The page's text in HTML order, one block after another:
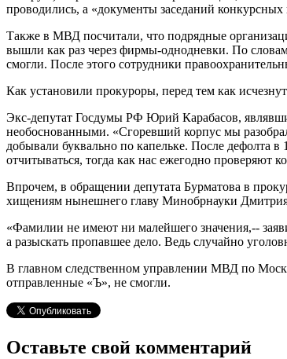
проводились, а «документы заседаний
Также в МВД посчитали, что подрядные
вышли как раз через фирмы-однодневки. По словам
смогли. После этого сотрудники
Как установили прокуроры, перед тем как
Экс-депутат Госдумы РФ Юрий Карабасов,
необоснованными. «Сгоревший корпус мы
добывали буквально по капельке. После дефолта
отчитываться, тогда как нас ежегодно проверяют
Впрочем, в обращении депутата Бурматова в
хищениям нынешнего главу Минобрнауки
«Фамилии не имеют ни малейшего значения,--
а разыскать пропавшее дело. Ведь случайно
В главном следственном управлении МВД по
отправленные «Ъ», не смогли.
Оставьте свой комментарий